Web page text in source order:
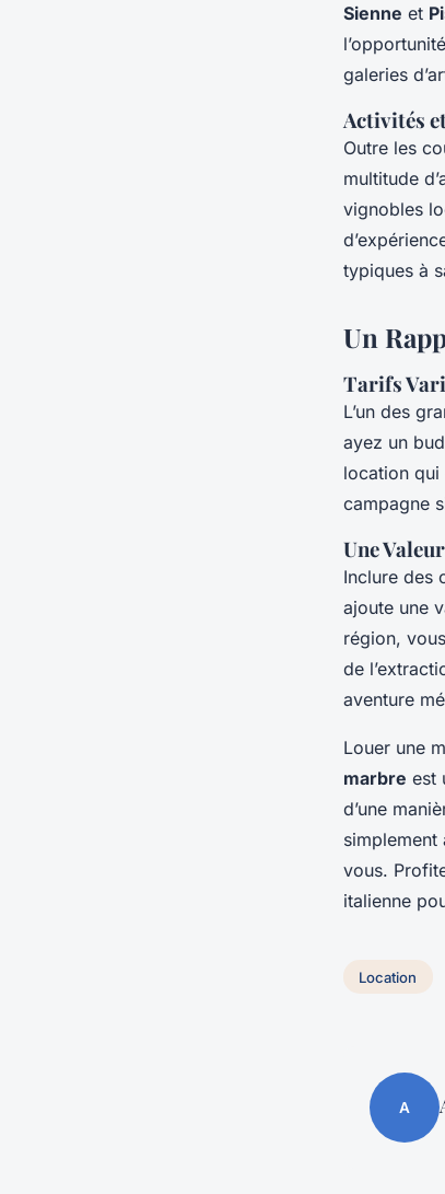
Sienne et
galeries
Activités
Outre les
multitude
vignobles
typiques à
Un
Tarifs
L’un des
ayez un
location qui
campagne
Une
Inclure des
ajoute une
région,
de
aventure
Louer une
marbre est
d’une
simplement
vous.
italienne
Location
A